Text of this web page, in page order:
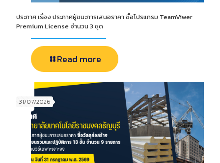
ประกาศ เรื่อง ประกาศผู้ชนะการเสนอราคา ซื้อโปรแกรม TeamViwer
Premium License จำนวน 3 ชุด
Read more
31/07/2026